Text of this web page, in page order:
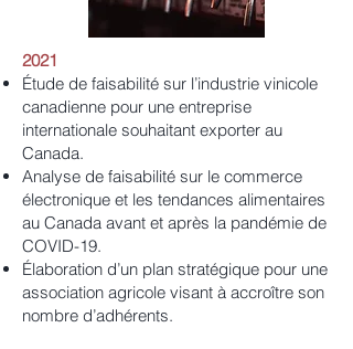
2021
Étude de faisabilité sur l’industrie vinicole
canadienne pour une entreprise
internationale souhaitant exporter au
Canada.
Analyse de faisabilité sur le commerce
électronique et les tendances alimentaires
au Canada avant et après la pandémie de
COVID-19.
Élaboration d’un plan stratégique pour une
association agricole visant à accroître son
nombre d’adhérents.